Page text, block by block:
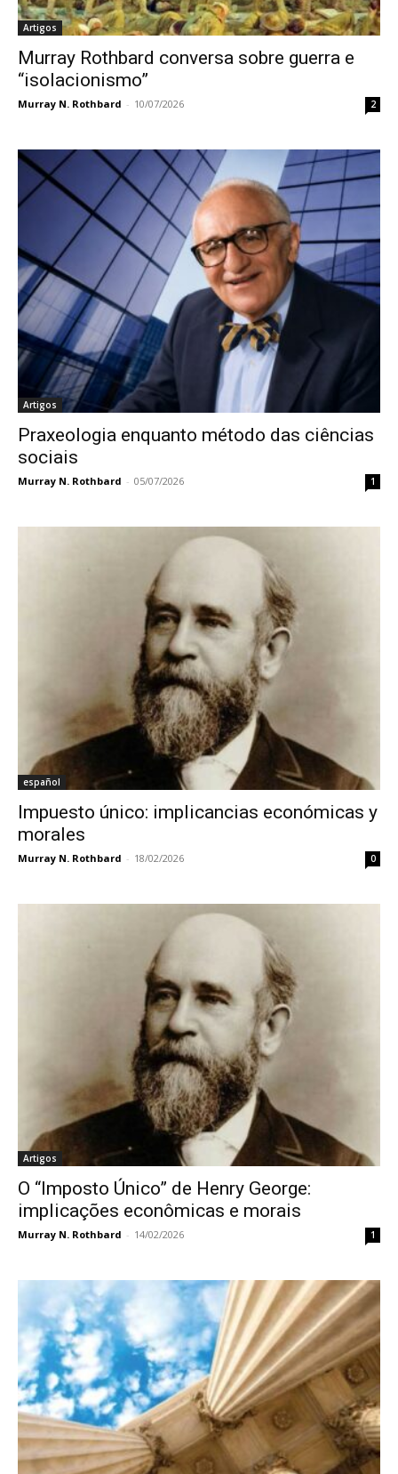
Artigos
Murray Rothbard conversa sobre guerra e
“isolacionismo”
Murray N. Rothbard - 10/07/2026 2
Artigos
Praxeologia enquanto método das ciências
sociais
Murray N. Rothbard - 05/07/2026 1
español
Impuesto único: implicancias económicas y
morales
Murray N. Rothbard - 18/02/2026 0
Artigos
O “Imposto Único” de Henry George:
implicações econômicas e morais
Murray N. Rothbard - 14/02/2026 1